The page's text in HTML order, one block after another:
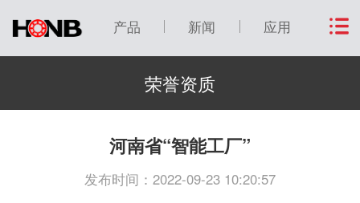
产品 新闻 应用
荣誉资质
河南省“智能工厂”
发布时间：2022-09-23 10:20:57